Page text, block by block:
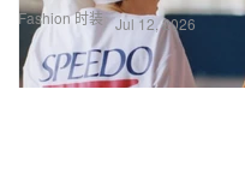
Fashion 时装 Jul 12, 2026